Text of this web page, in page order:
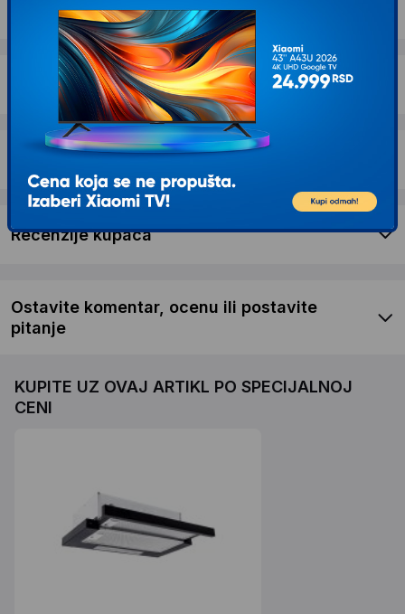
Opis proizvoda BOSCH PKN675DP1D
Dostava i povrat
Garancija
Recenzije kupaca
Ostavite komentar, ocenu ili postavite
pitanje
KUPITE UZ OVAJ ARTIKL PO SPECIJALNOJ
CENI